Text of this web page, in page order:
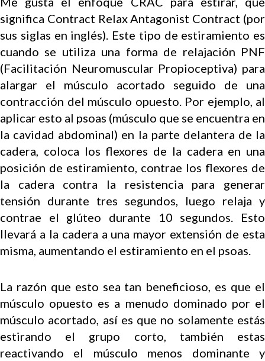
significa Contract Relax Antagonist Contract (por
sus siglas en inglés). Este tipo de estiramiento es
cuando se utiliza una forma de relajación PNF
(Facilitación Neuromuscular Propioceptiva) para
alargar el músculo acortado seguido de una
contracción del músculo opuesto. Por ejemplo, al
aplicar esto al psoas (músculo que se encuentra en
la cavidad abdominal) en la parte delantera de la
cadera, coloca los flexores de la cadera en una
posición de estiramiento, contrae los flexores de
la cadera contra la resistencia para generar
tensión durante tres segundos, luego relaja y
contrae el glúteo durante 10 segundos. Esto
llevará a la cadera a una mayor extensión de esta
misma, aumentando el estiramiento en el psoas.
La razón que esto sea tan beneficioso, es que el
músculo opuesto es a menudo dominado por el
músculo acortado, así es que no solamente estás
estirando el grupo corto, también estas
reactivando el músculo menos dominante y